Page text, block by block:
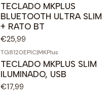
TECLADO MKPLUS
BLUETOOTH ULTRA SLIM
+ RATO BT
€25,99
TG8120EPIC|MKPlus
TECLADO MKPLUS SLIM
ILUMINADO, USB
€17,99